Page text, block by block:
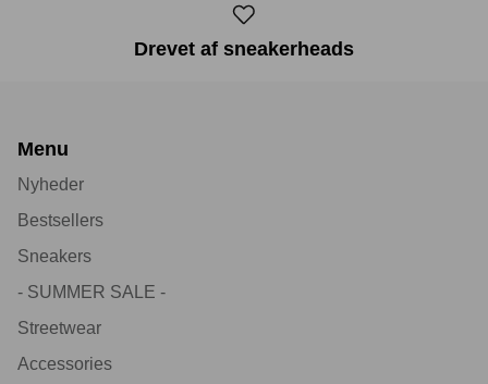
Drevet af sneakerheads
Menu
Nyheder
Bestsellers
Sneakers
- SUMMER SALE -
Streetwear
Accessories